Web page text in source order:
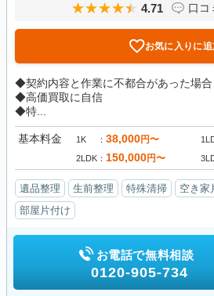
4.71 口コ
お気に入りに追
◆契約内容と作業に不都合があった場
◆高価買取に自信
◆特...
基本料金 1K 38,000円〜
2LDK 150,000円〜
遺品整理 生前整理 特殊清掃 空き家
部屋片付け
お電話で無料相談
0120-905-734